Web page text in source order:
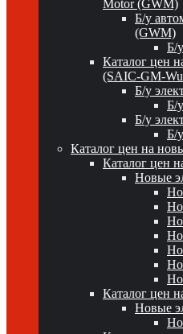
Motor (GWM)
Б/у
(GWM)
Б/
Каталог цен
(SAIC-GM-
Б/у
Б/
Б/у
Б/
Каталог цен на
Каталог цен
Новые
Каталог цен
Новые